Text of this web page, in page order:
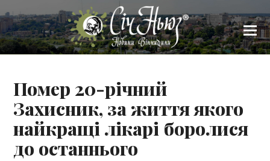
Помер 20-річний
Захисник, за життя якого
найкращі лікарі боролися
до останнього